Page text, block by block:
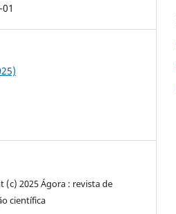
(c) 2025 Ágora : revista de
científica